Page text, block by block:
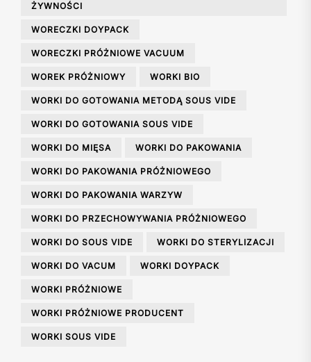
ŻYWNOŚCI
WORECZKI DOYPACK
WORECZKI PRÓŻNIOWE VACUUM
WOREK PRÓŻNIOWY WORKI BIO
WORKI DO GOTOWANIA METODĄ SOUS VIDE
WORKI DO GOTOWANIA SOUS VIDE
WORKI DO MIĘSA WORKI DO PAKOWANIA
WORKI DO PAKOWANIA PRÓŻNIOWEGO
WORKI DO PAKOWANIA WARZYW
WORKI DO PRZECHOWYWANIA PRÓŻNIOWEGO
WORKI DO SOUS VIDE WORKI DO STERYLIZACJI
WORKI DO VACUM WORKI DOYPACK
WORKI PRÓŻNIOWE
WORKI PRÓŻNIOWE PRODUCENT
WORKI SOUS VIDE